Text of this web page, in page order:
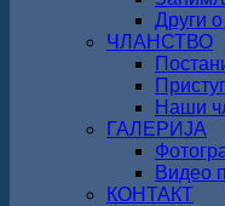
Други
ЧЛАНСТВО
Наши
ГАЛЕРИЈА
Видео
КОНТАКТ